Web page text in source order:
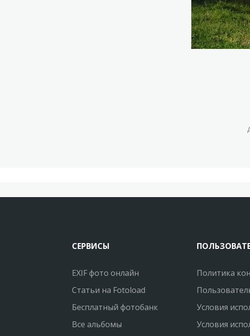
СЕРВИСЫ
EXIF фото онлайн
Статьи на Fotoload
Бесплатный фотобанк
Все альбомы
Политика
Условия
Условия